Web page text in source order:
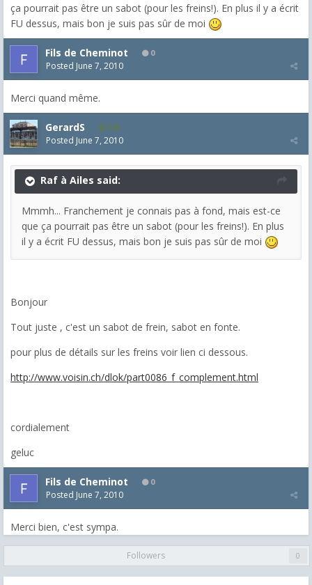
ça pourrait pas être un sabot (pour les freins!). En plus il y a écrit
FU dessus, mais bon je suis pas sûr de moi
Fils de Cheminot 0
Posted June 7, 2010
Merci quand même.
GerardS 548
Posted June 7, 2010
Raf à Ailes said:
Mmmh... Franchement je connais pas à fond, mais est-ce
que ça pourrait pas être un sabot (pour les freins!). En plus
il y a écrit FU dessus, mais bon je suis pas sûr de moi
Bonjour
Tout juste , c'est un sabot de frein, sabot en fonte.
pour plus de détails sur les freins voir lien ci dessous.
http://www.voisin.ch/dlok/part0086_f_complement.html
cordialement
geluc
Fils de Cheminot 0
Posted June 7, 2010
Merci bien, c'est sympa.
Followers 0